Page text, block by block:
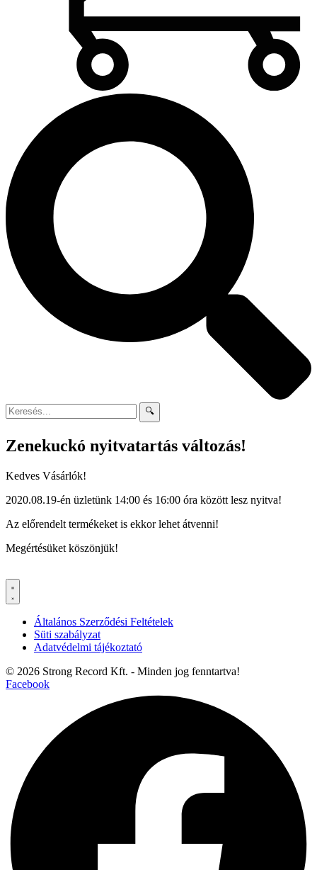
🔍
Zenekuckó nyitvatartás változás!
Kedves Vásárlók!
2020.08.19-én üzletünk 14:00 és 16:00 óra között lesz nyitva!
Az előrendelt termékeket is ekkor lehet átvenni!
Megértésüket köszönjük!
Általános Szerződési Feltételek
Süti szabályzat
Adatvédelmi tájékoztató
© 2026 Strong Record Kft. - Minden jog fenntartva!
Facebook